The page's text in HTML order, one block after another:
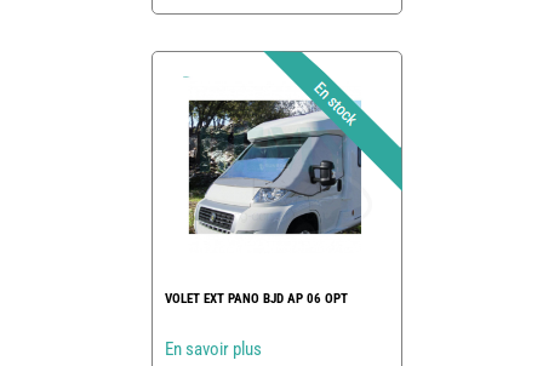
VOLET EXT PANO BJD AP 06 OPT
En savoir plus